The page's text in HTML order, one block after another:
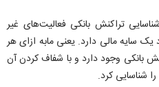
تراکنش بانکی فعالیت‌های غیر
سایه مالی دارد. یعنی مابه ازای هر
بانکی وجود دارد و با شفاف کردن آن
شناسایی کرد.